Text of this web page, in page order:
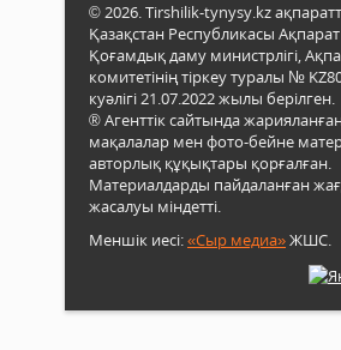
© 2026. Tirshilik-tynysy.kz
Қазақстан Республикасы
Қоғамдық даму министрлігі,
комитетінің тіркеу туралы №
куәлігі 21.07.2022 жылы берілген.
® Агенттік сайтында
мақалалар мен фото-бейне
авторлық құқықтары қорғалған.
Материалдарды пайдаланған
жасалуы міндетті.
Меншік иесі:«Сыр медиа»ЖШС.